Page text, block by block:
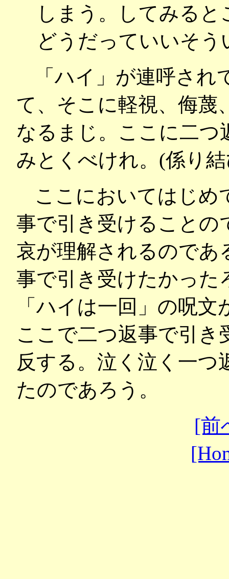
しまう。してみる
どうだっていいそ
「ハイ」が連呼され
て、そこに軽視、侮蔑
なるまじ。ここに二つ
みとくべけれ。(係り
ここにおいてはじめ
事で引き受けることの
哀が理解されるのであ
事で引き受けたかった
「ハイは一回」の呪
ここで二つ返事で引
反する。泣く泣く一
たのであろう。
[前